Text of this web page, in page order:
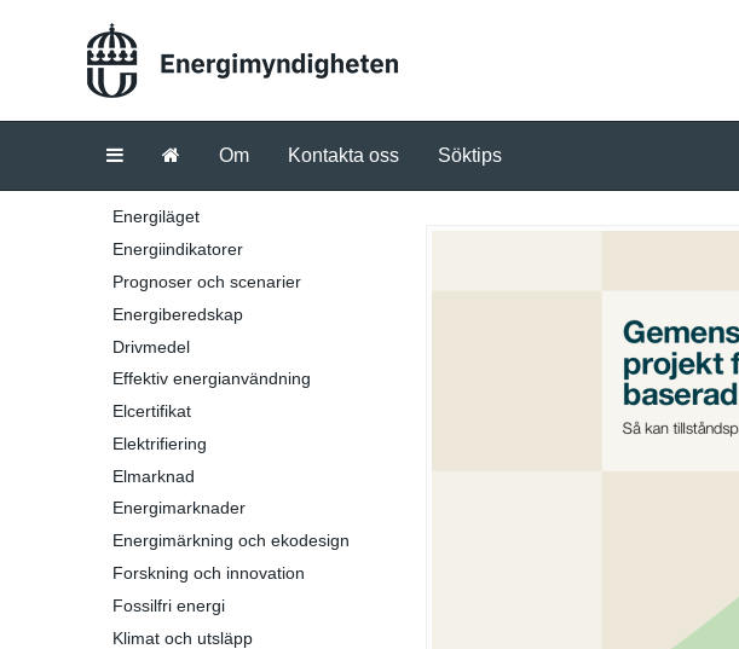
Om Kontakta oss Söktips
Energiläget
Energiindikatorer
Prognoser och scenarier
Energiberedskap
Drivmedel
Effektiv energianvändning
Elcertifikat
Elektrifiering
Elmarknad
Energimarknader
Energimärkning och ekodesign
Forskning och innovation
Fossilfri energi
Klimat och utsläpp